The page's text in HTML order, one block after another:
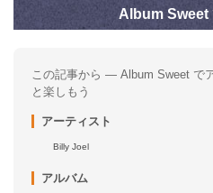
Album Sweet
この記事から — Album Sweet で
と楽しもう
アーティスト
Billy Joel
アルバム